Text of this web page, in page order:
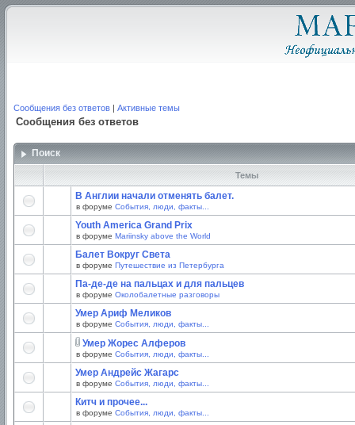
Сообщения без ответов | Активные темы
Сообщения без ответов
Поиск
Темы
В Англии начали отменять балет.
в форуме События, люди, факты...
Youth America Grand Prix
в форуме Mariinsky above the World
Балет Вокруг Света
в форуме Путешествие из Петербурга
Па-де-де на пальцах и для пальцев
в форуме Околобалетные разговоры
Умер Ариф Меликов
в форуме События, люди, факты...
Умер Жорес Алферов
в форуме События, люди, факты...
Умер Андрейс Жагарс
в форуме События, люди, факты...
Китч и прочее...
в форуме События, люди, факты...